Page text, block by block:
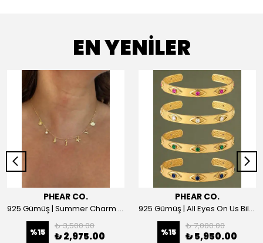
EN YENİLER
PHEAR CO.
925 Gümüş | Summer Charm Kolye
%15
₺ 3,500.00
₺ 2,975.00
PHEAR CO.
925 Gümüş | All Eyes On Us Bilezik
%15
₺ 7,000.00
₺ 5,950.00